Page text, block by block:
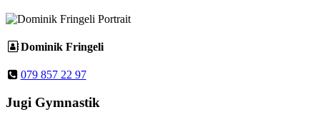
Dominik Fringeli
079 857 22 97
Jugi Gymnastik